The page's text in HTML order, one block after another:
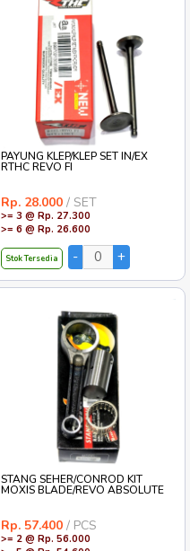
PAYUNG KLEP/KLEP SET IN/EX
RTHC REVO FI
Rp. 28.000 / SET
>= 3 @ Rp. 27.300
>= 6 @ Rp. 26.600
Stok Tersedia
STANG SEHER/CONROD KIT
MOXIS BLADE/REVO ABSOLUTE
Rp. 57.400 / PCS
>= 2 @ Rp. 56.000